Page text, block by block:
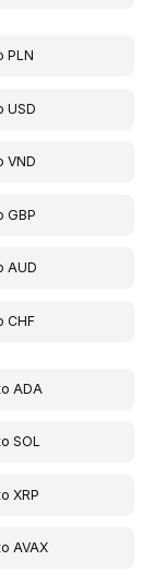
PLN
USD
VND
GBP
AUD
CHF
ADA
SOL
XRP
AVAX